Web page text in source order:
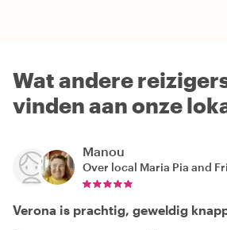
Wat andere
vinden aan onze
Manou
Over local Maria Pia and
Verona is prachtig, geweldig